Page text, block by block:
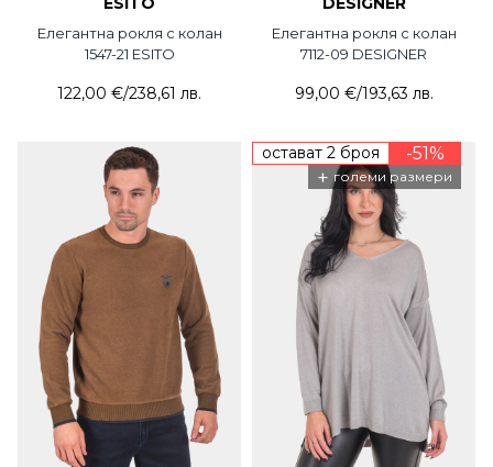
Елегантна рокля с колан
1547-21 ESITO
122,00 €/238,61 лв.
Елегантна рокля с колан
7112-09 DESIGNER
99,00 €/193,63 лв.
остават 2 броя -51%
+ големи размери